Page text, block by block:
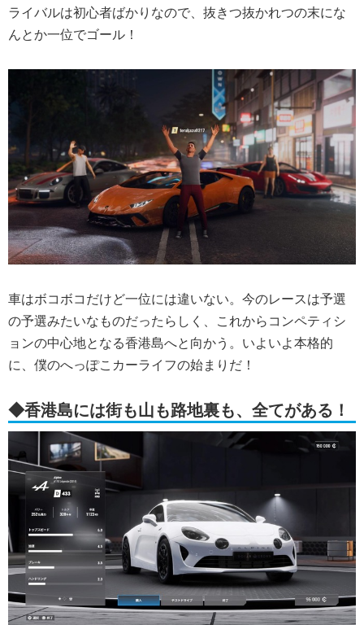
ライバルは初心者ばかりなので、抜きつ抜かれつの末にな
んとか一位でゴール！
車はボコボコだけど一位には違いない。今のレースは予選
の予選みたいなものだったらしく、これからコンペティシ
ョンの中心地となる香港島へと向かう。いよいよ本格的
に、僕のへっぽこカーライフの始まりだ！
◆香港島には街も山も路地裏も、全てがある！